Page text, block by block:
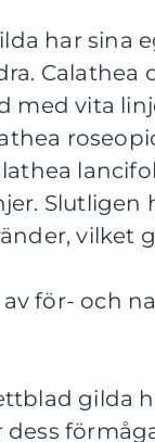
har sina
Calathea
med vita
Slutligen
vilket
för- och
gilda